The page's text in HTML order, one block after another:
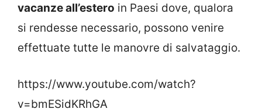
vacanze all’estero in Paesi dove, qualora
si rendesse necessario, possono venire
effettuate tutte le manovre di salvataggio.
https://www.youtube.com/watch?
v=bmESidKRhGA